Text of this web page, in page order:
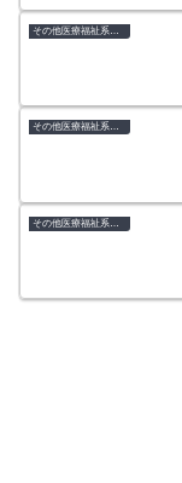
その他医療福祉系検定・資格
その他医療福祉系検定・資格